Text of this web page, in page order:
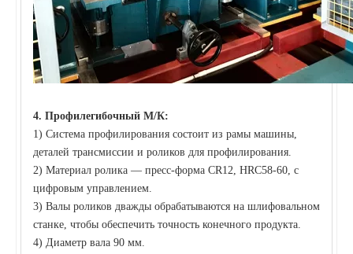
4. Профилегибочный М/К:
1) Система профилирования состоит из рамы машины,
деталей трансмиссии и роликов для профилирования.
2) Материал ролика — пресс-форма CR12, HRC58-60, с
цифровым управлением.
3) Валы роликов дважды обрабатываются на шлифовальном
станке, чтобы обеспечить точность конечного продукта.
4) Диаметр вала 90 мм.